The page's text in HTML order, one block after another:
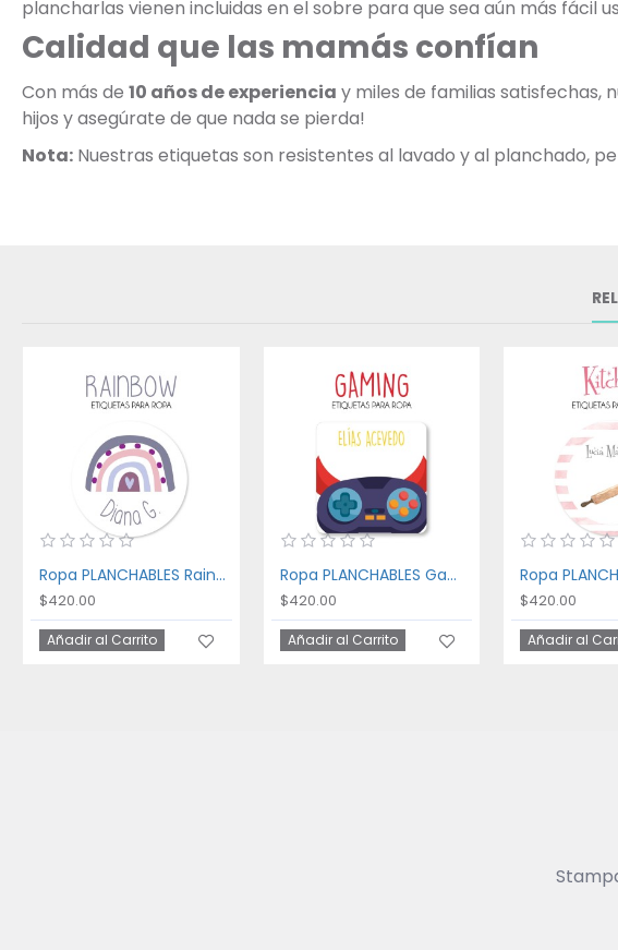
plancharlas vienen incluidas en el sobre para que sea aún más fácil
Calidad que las mamás confían
Con más de 10 años de experiencia y miles de familias satisfechas,
hijos y asegúrate de que nada se pierda!
Nota: Nuestras etiquetas son resistentes al lavado y al planchado,
Ropa PLANCHABLES Rainbow
$420.00
Añadir al Carrito
Ropa PLANCHABLES Gaming
$420.00
Añadir al Carrito
$420.00
Añadir al